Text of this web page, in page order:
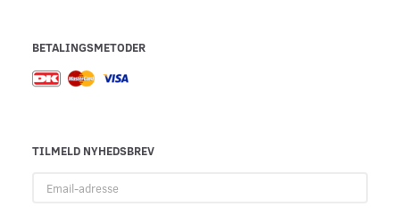
BETALINGSMETODER
TILMELD NYHEDSBREV
adresse